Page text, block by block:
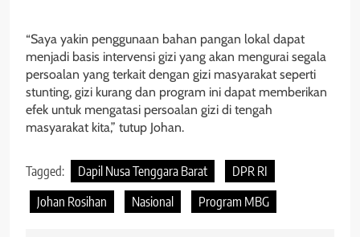
“Saya yakin penggunaan bahan pangan lokal dapat
menjadi basis intervensi gizi yang akan mengurai segala
persoalan yang terkait dengan gizi masyarakat seperti
stunting, gizi kurang dan program ini dapat memberikan
efek untuk mengatasi persoalan gizi di tengah
masyarakat kita,” tutup Johan.
Tagged: Dapil Nusa Tenggara Barat
DPR RI
Johan Rosihan
Nasional Program MBG